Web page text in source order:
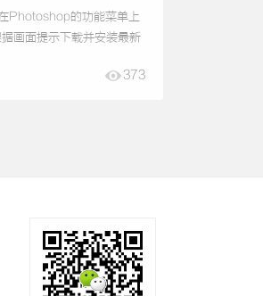
Photoshop的功能菜单上
画面提示下载并安装最新
4、或者打开
373